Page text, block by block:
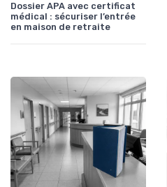
Dossier APA avec certificat
médical : sécuriser l’entrée
en maison de retraite